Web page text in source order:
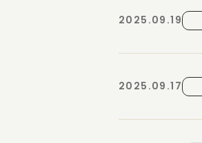
2025.09.19
2025.09.17